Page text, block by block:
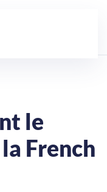
le
French